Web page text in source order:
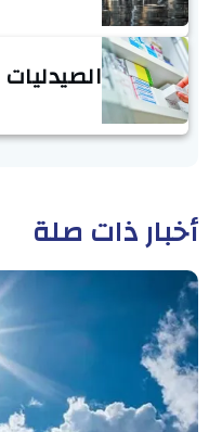
الصيدليات
أخبار ذات صلة